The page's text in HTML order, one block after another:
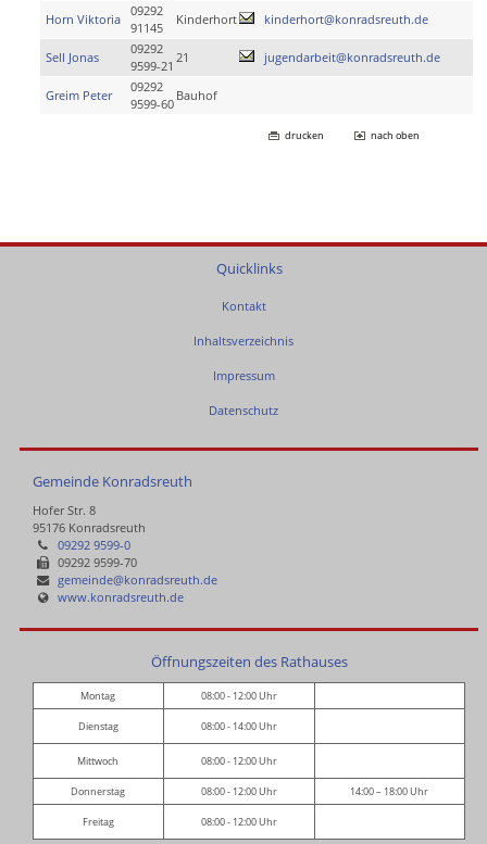
Horn Viktoria
09292
91145
Kinderhort kinderhort@konradsreuth.de
Sell Jonas
09292
9599-21
21 jugendarbeit@konradsreuth.de
Greim Peter
09292
9599-60
Bauhof
drucken nach oben
Quicklinks
Kontakt
Inhaltsverzeichnis
Impressum
Datenschutz
Gemeinde Konradsreuth
Hofer Str. 8
95176 Konradsreuth
09292 9599-0
09292 9599-70
gemeinde@konradsreuth.de
www.konradsreuth.de
Öffnungszeiten des Rathauses
Montag 08:00 - 12:00 Uhr
Dienstag 08:00 - 14:00 Uhr
Mittwoch 08:00 - 12:00 Uhr
Donnerstag 08:00 - 12:00 Uhr 14:00 – 18:00 Uhr
Freitag 08:00 - 12:00 Uhr